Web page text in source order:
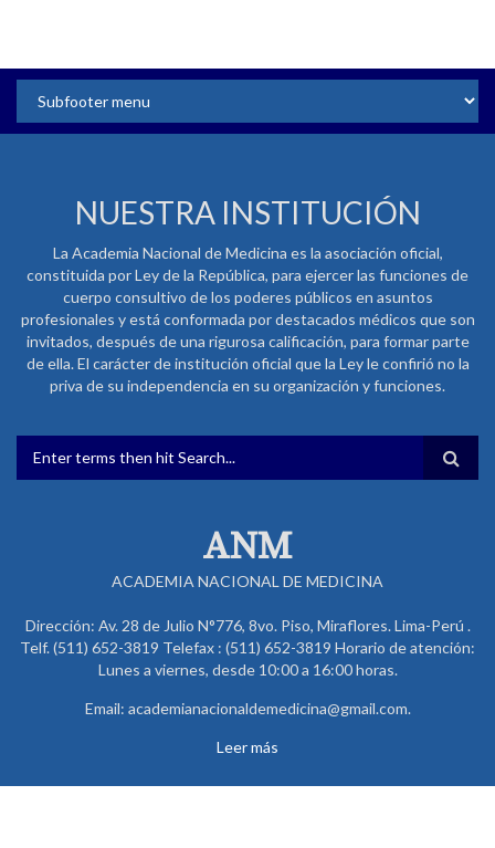
NUESTRA INSTITUCIÓN
La Academia Nacional de Medicina es la asociación oficial,
constituida por Ley de la República, para ejercer las funciones de
cuerpo consultivo de los poderes públicos en asuntos
profesionales y está conformada por destacados médicos que son
invitados, después de una rigurosa calificación, para formar parte
de ella. El carácter de institución oficial que la Ley le confirió no la
priva de su independencia en su organización y funciones.
FORMULARIO DE BÚSQUEDA
ANM
ACADEMIA NACIONAL DE MEDICINA
Dirección: Av. 28 de Julio N°776, 8vo. Piso, Miraflores. Lima-Perú .
Telf. (511) 652-3819 Telefax : (511) 652-3819 Horario de atención:
Lunes a viernes, desde 10:00 a 16:00 horas.
Email: academianacionaldemedicina@gmail.com.
Leer más